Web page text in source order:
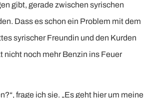
gibt, gerade zwischen syrischen
Dass es schon ein Problem mit dem
syrischer Freundin und den Kurden
nicht noch mehr Benzin ins Feuer
frage ich sie. „Es geht hier um meine